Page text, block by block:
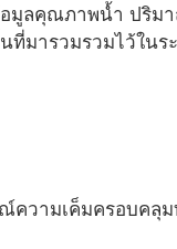
อมูลคุณภาพน้ำ ปริ
ที่มารวมรวมไว้ในร
ความเค็มครอบคลุ